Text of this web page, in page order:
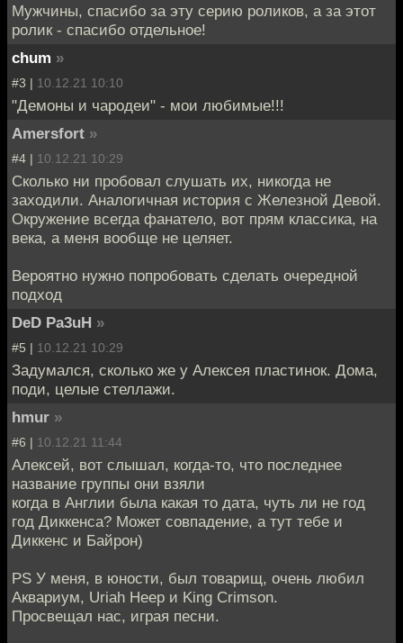
Мужчины, спасибо за эту серию роликов, а за этот
ролик - спасибо отдельное!
chum »
#3 | 10.12.21 10:10
"Демоны и чародеи" - мои любимые!!!
Amersfort »
#4 | 10.12.21 10:29
Сколько ни пробовал слушать их, никогда не
заходили. Аналогичная история с Железной Девой.
Окружение всегда фанатело, вот прям классика, на
века, а меня вообще не целяет.
Вероятно нужно попробовать сделать очередной
подход
DeD Pa3uH »
#5 | 10.12.21 10:29
Задумался, сколько же у Алексея пластинок. Дома,
поди, целые стеллажи.
hmur »
#6 | 10.12.21 11:44
Алексей, вот слышал, когда-то, что последнее
название группы они взяли
когда в Англии была какая то дата, чуть ли не год
год Диккенса? Может совпадение, а тут тебе и
Диккенс и Байрон)
PS У меня, в юности, был товарищ, очень любил
Аквариум, Uriah Heep и King Crimson.
Просвещал нас, играя песни.